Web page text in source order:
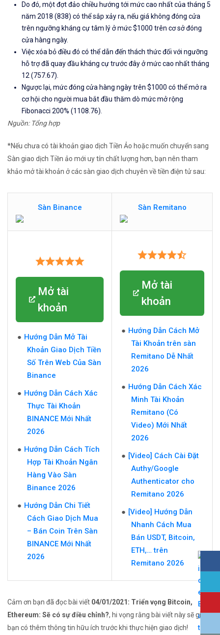
Do đó, một đợt đảo chiều hướng tới mức cao nhất của tháng 5
năm 2018 (838) có thể sắp xảy ra, nếu giá không đóng cửa
trên ngưỡng kháng cự tâm lý ở mức $1000 trên cơ sở đóng
cửa hàng ngày.
Việc xóa bỏ điều đó có thể dẫn đến thách thức đối với ngưỡng
hỗ trợ đã quay đầu kháng cự trước đây ở mức cao nhất tháng
12 (757.67).
Ngược lại, mức đóng cửa hàng ngày trên $1000 có thể mở ra
cơ hội cho người mua bắt đầu thăm dò mức mở rộng
Fibonacci 200% (1108.76).
Nguồn: Tổng hợp
*Nếu chưa có tài khoản giao dịch Tiền Ảo hoặc muốn chuyển sang
Sàn giao dịch Tiền ảo mới uy tín chất lượng hơn, bạn nên tham
khảo mở tài khoản ở các sàn giao dịch chuyên về tiền điện tử sau:
Sàn Binance Sàn Remitano
Mở tài
khoản
Hướng Dẫn Mở Tài
Khoản Giao Dịch Tiền
Số Trên Web Của Sàn
Binance
Hướng Dẫn Cách Xác
Thực Tài Khoản
BINANCE Mới Nhất
2026
Hướng Dẫn Cách Tích
Hợp Tài Khoản Ngân
Hàng Vào Sàn
Binance 2026
Hướng Dẫn Chi Tiết
Cách Giao Dịch Mua
– Bán Coin Trên Sàn
BINANCE Mới Nhất
2026
Mở tài
khoản
Hướng Dẫn Cách Mở
Tài Khoản trên sàn
Remitano Dễ Nhất
2026
Hướng Dẫn Cách Xác
Minh Tài Khoản
Remitano (Có
Video) Mới Nhất
2026
[Video] Cách Cài Đặt
Authy/Google
Authenticator cho
Remitano 2026
[Video] Hướng Dẫn
Nhanh Cách Mua
Bán USDT, Bitcoin,
ETH,… trên
Remitano 2026
Cảm ơn bạn đã đọc bài viết 04/01/2021: Triển vọng Bitcoin,
Ethereum: Sẽ có sự điều chỉnh?, hi vọng rằng bài viết này sẽ giúp
bạn có thêm thông tin hữu ích trước khi thực hiện giao dịch!